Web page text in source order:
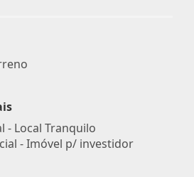
- Local Tranquilo
- Imóvel p/ investidor